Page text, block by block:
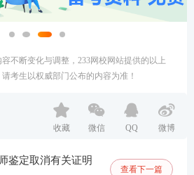
不断变化与调整，233网校网站提供的以上
考生以权威部门公布的内容为准！
收藏 微信 QQ 微博
鉴定取消有关证明
查看下一篇